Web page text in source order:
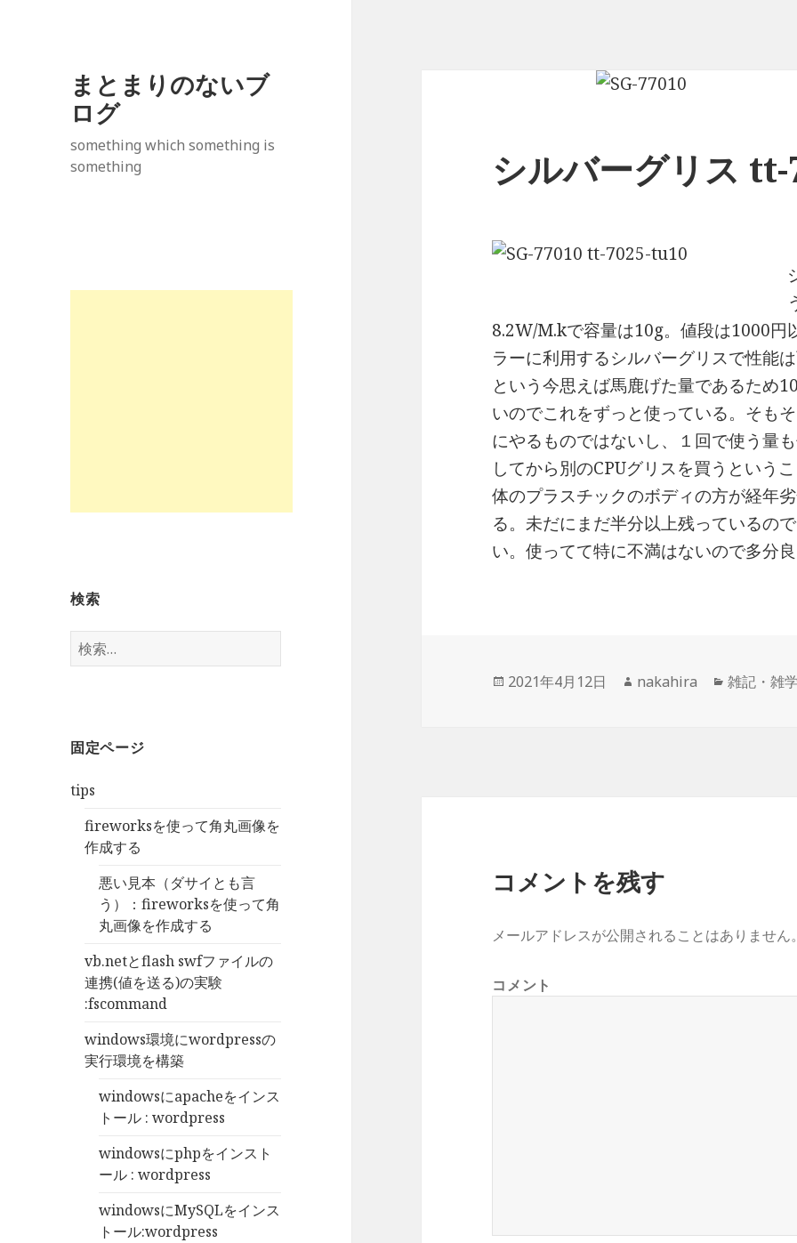
まとまりのないブ
ログ
something which something is
something
検索
検
索
固定ページ
tips
fireworksを使って角丸画像を
作成する
悪い見本（ダサイとも言
う）：fireworksを使って角
丸画像を作成する
vb.netとflash swfファイルの
連携(値を送る)の実験
:fscommand
windows環境にwordpressの
実行環境を構築
windowsにapacheをインス
トール : wordpress
windowsにphpをインスト
ール : wordpress
windowsにMySQLをインス
トール:wordpress
シルバーグリス
8.2W/M.kで容量は10g。値段は1000円
ラーに利用するシルバーグリスで性能
という今思えば馬鹿げた量であるため
いのでこれをずっと使っている。そも
にやるものではないし、１回で使う量
してから別のCPUグリスを買うという
体のプラスチックのボディの方が経年
る。未だにまだ半分以上残っているの
い。使ってて特に不満はないので多分
投
2021年4月12日
作
nakahira
カ
雑記・雑
コメントを残す
メールアドレスが公開されることはありません
コメント